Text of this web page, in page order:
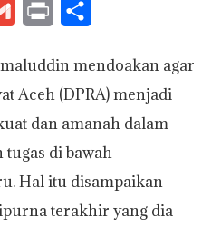
a
i
l
i
n
t
a
r
e
mendoakan agar
Aceh (DPRA) menjadi
dan amanah dalam
di bawah
Hal itu disampaikan
terakhir yang dia